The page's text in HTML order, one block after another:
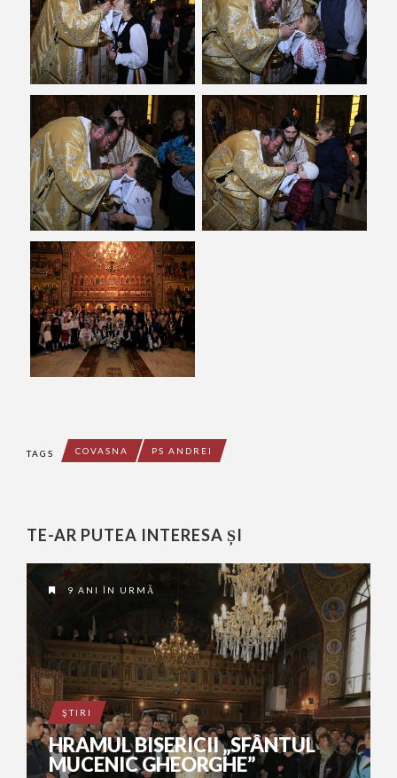
TAGS COVASNA PS ANDREI
TE-AR PUTEA INTERESA ȘI
9 ANI ÎN URMĂ
ŞTIRI
HRAMUL BISERICII „SFÂNTUL
MUCENIC GHEORGHE”